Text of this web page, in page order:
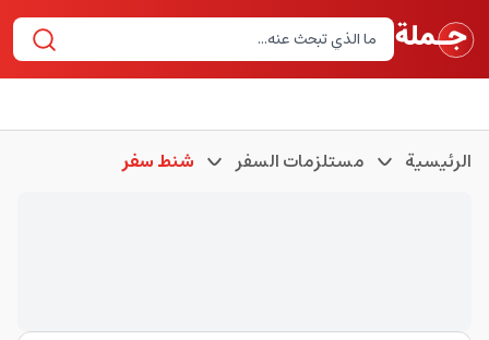
الرئيسية مستلزمات السفر شنط سفر